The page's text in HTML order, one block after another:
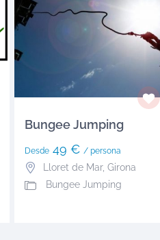
Bungee Jumping
Desde49 € / persona
Lloret de Mar, Girona
Bungee Jumping